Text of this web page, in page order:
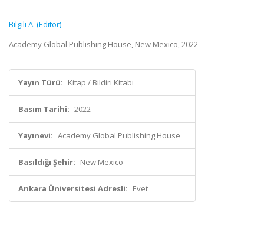
Bilgili A. (Editör)
Academy Global Publishing House, New Mexico, 2022
Yayın Türü: Kitap / Bildiri Kitabı
Basım Tarihi: 2022
Yayınevi: Academy Global Publishing House
Basıldığı Şehir: New Mexico
Ankara Üniversitesi Adresli: Evet